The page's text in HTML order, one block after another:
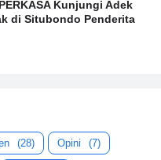
Kunjungi Adek
di Situbondo Penderita
(28) Opini (7)